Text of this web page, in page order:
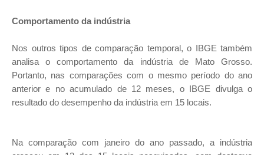
Comportamento da indústria
Nos outros tipos de comparação temporal, o IBGE também
analisa o comportamento da indústria de Mato Grosso.
Portanto, nas comparações com o mesmo período do ano
anterior e no acumulado de 12 meses, o IBGE divulga o
resultado do desempenho da indústria em 15 locais.
Na comparação com janeiro do ano passado, a indústria